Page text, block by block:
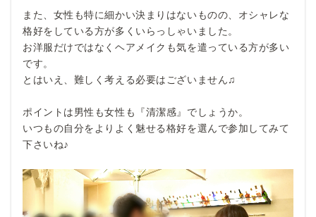
また、女性も特に細かい決まりはないものの、オシャレな
格好をしている方が多くいらっしゃいました。
お洋服だけではなくヘアメイクも気を遣っている方が多い
です。
とはいえ、難しく考える必要はございません♫
ポイントは男性も女性も『清潔感』でしょうか。
いつもの自分をよりよく魅せる格好を選んで参加してみて
下さいね♪